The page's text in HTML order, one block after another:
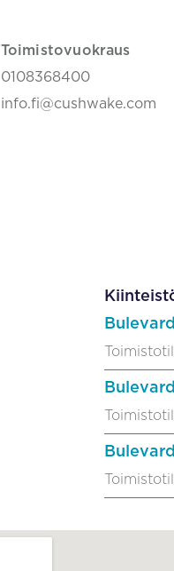
Toimistovuokraus
0108368400
info.fi@cushwake.com